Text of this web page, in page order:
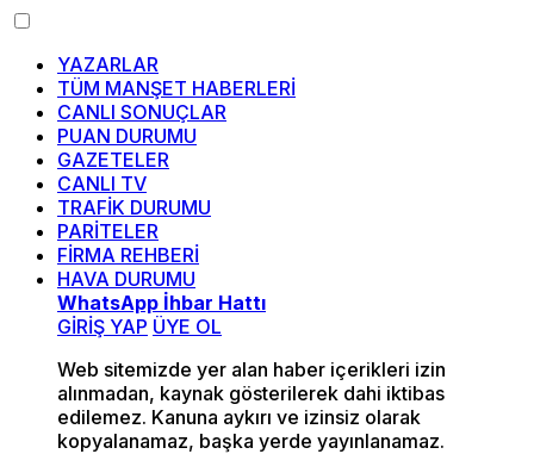
YAZARLAR
TÜM MANŞET HABERLERİ
CANLI SONUÇLAR
PUAN DURUMU
GAZETELER
CANLI TV
TRAFİK DURUMU
PARİTELER
FİRMA REHBERİ
HAVA DURUMU
WhatsApp İhbar Hattı
GİRİŞ YAP ÜYE OL
Web sitemizde yer alan haber içerikleri izin
alınmadan, kaynak gösterilerek dahi iktibas
edilemez. Kanuna aykırı ve izinsiz olarak
kopyalanamaz, başka yerde yayınlanamaz.